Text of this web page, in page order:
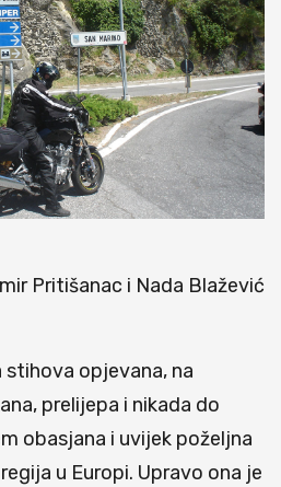
Pritišanac i Nada Blažević
stihova opjevana, na
prelijepa i nikada do
obasjana i uvijek poželjna
u Europi. Upravo ona je